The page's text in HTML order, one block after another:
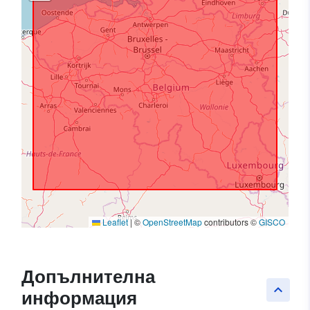
Leaflet|©OpenStreetMapcontributors ©GISCO
keyboard_arrow_up
Допълнителна
информация